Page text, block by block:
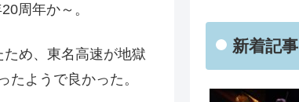
周年か～。
め、東名高速が地獄
ようで良かった。
新着記事